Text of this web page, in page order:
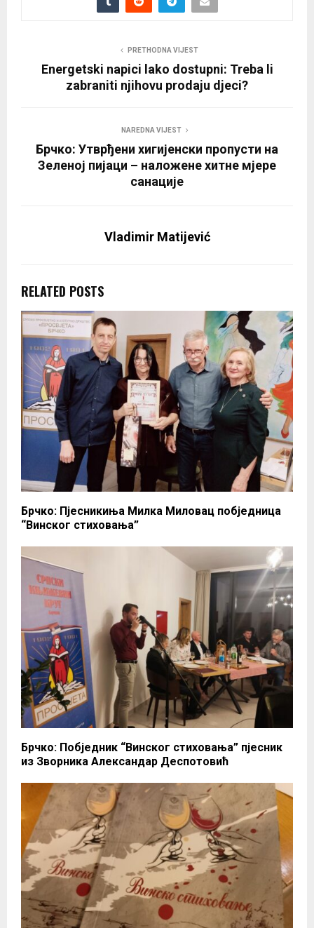
PRETHODNA VIJEST
Energetski napici lako dostupni: Treba li
zabraniti njihovu prodaju djeci?
NAREDNA VIJEST
Брчко: Утврђени хигијенски пропусти на
Зеленој пијаци – наложене хитне мјере
санације
Vladimir Matijević
RELATED POSTS
Брчко: Пјесникиња Милка Миловац побједница
“Винског стиховања”
Брчко: Побједник “Винског стиховања” пјесник
из Зворника Александар Деспотовић